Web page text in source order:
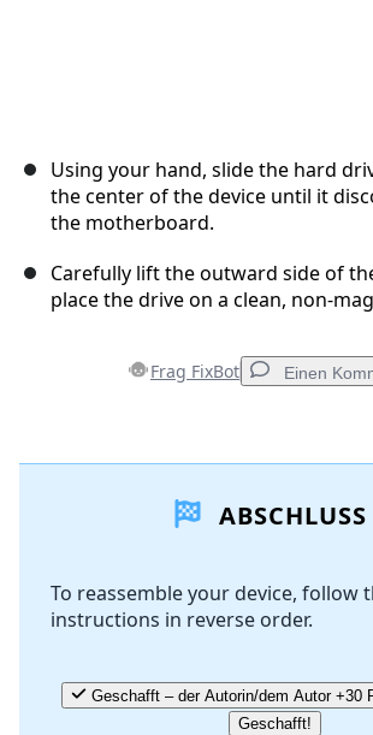
Using your hand, slide the hard
the center of the device until it
the motherboard.
Carefully lift the outward side of
place the drive on a clean, non-
Frag FixBot Einen
Kommentar hinzufügen
Abbrechen
ABSCHLUSS
To reassemble your device, follow
instructions in reverse order.
Geschafft – der Autorin/dem Autor +30
Geschafft!